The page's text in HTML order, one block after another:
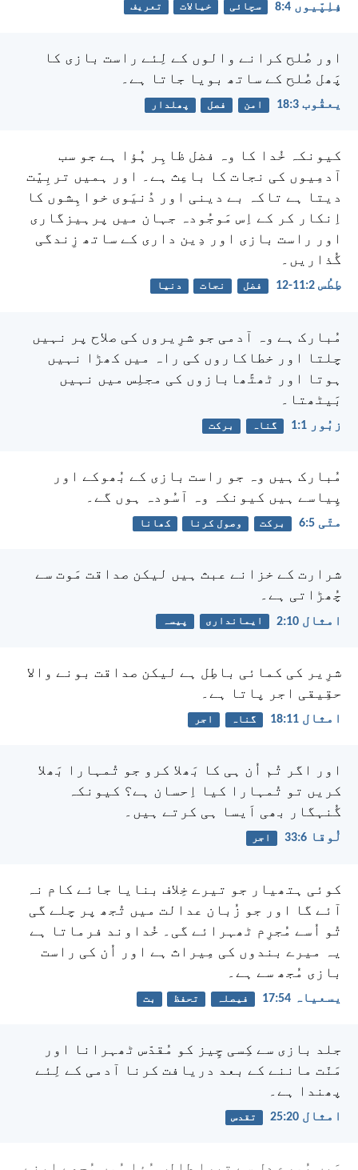
فِلِپّیوں 4:‏8 سچائی خیالات تعریف
اور صُلح کرانے والوں کے لِئے راست بازی کا
پَھل صُلح کے ساتھ بویا جاتا ہے۔
یعقُوب 3:‏18 امن فصل پھلدار
کیونکہ خُدا کا وہ فضل ظاہِر ہُؤا ہے جو سب
آدمِیوں کی نجات کا باعِث ہے۔ اور ہمیں تربِیّت
دیتا ہے تاکہ بے دینی اور دُنیَوی خواہِشوں کا
اِنکار کر کے اِس مَوجُودہ جہان میں پرہیزگاری
اور راست بازی اور دِین داری کے ساتھ زِندگی
گُذاریں۔
طِطُس 2:‏11-‏12 فضل نجات دنیا
مُبارک ہے وہ آدمی جو شرِیروں کی صلاح پر نہیں
چلتا
اور خطاکاروں کی راہ میں کھڑا نہیں
ہوتا
اور ٹھٹّھابازوں کی مجلِس میں نہیں
بَیٹھتا۔
زبُور 1:‏1 گناہ برکت
مُبارک ہیں وہ جو راست بازی کے بُھوکے اور
پِیاسے ہیں کیونکہ وہ آسُودہ ہوں گے۔
متّی 5:‏6 برکت وصول کرنا کھانا
شرارت کے خزانے عبث ہیں لیکن صداقت مَوت سے
چُھڑاتی ہے۔
امثال 10:‏2 ایمانداری پیسہ
شرِیر کی کمائی باطِل ہے لیکن صداقت بونے والا
حقِیقی اجر پاتا ہے۔
امثال 11:‏18 گناہ اجر
اور اگر تُم اُن ہی کا بَھلا کرو جو تُمہارا بَھلا
کریں تو تُمہارا کیا اِحسان ہے؟ کیونکہ
گُنہگار بھی اَیسا ہی کرتے ہیں۔
لُوقا 6:‏33 اجر
کوئی ہتھیار جو تیرے خِلاف بنایا جائے کام نہ
آئے گا
اور جو زُبان عدالت میں تُجھ پر چلے گی
تُو اُسے مُجرِم ٹھہرائے گی۔ خُداوند فرماتا ہے
یہ میرے بندوں کی مِیراث ہے اور اُن کی راست
بازی مُجھ سے ہے۔
یسعیاہ 54:‏17 فیصلہ تحفظ بت
جلد بازی سے کِسی چِیز کو مُقدّس ٹھہرانا اور
مَنّت ماننے کے بعد دریافت کرنا آدمی کے لِئے
پھندا ہے۔
امثال 20:‏25 تقدس